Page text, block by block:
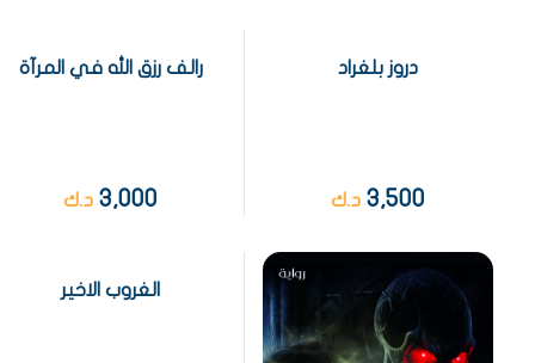
دروز بلغراد
3,500 د.ك
رالف رزق الله في المرآة
3,000 د.ك
الغروب الاخير